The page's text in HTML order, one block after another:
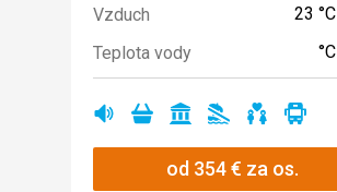
Vzduch
23 °C
Teplota vody
°C
AnoAnoAnoAnoAnoAno
od 354€ za os.